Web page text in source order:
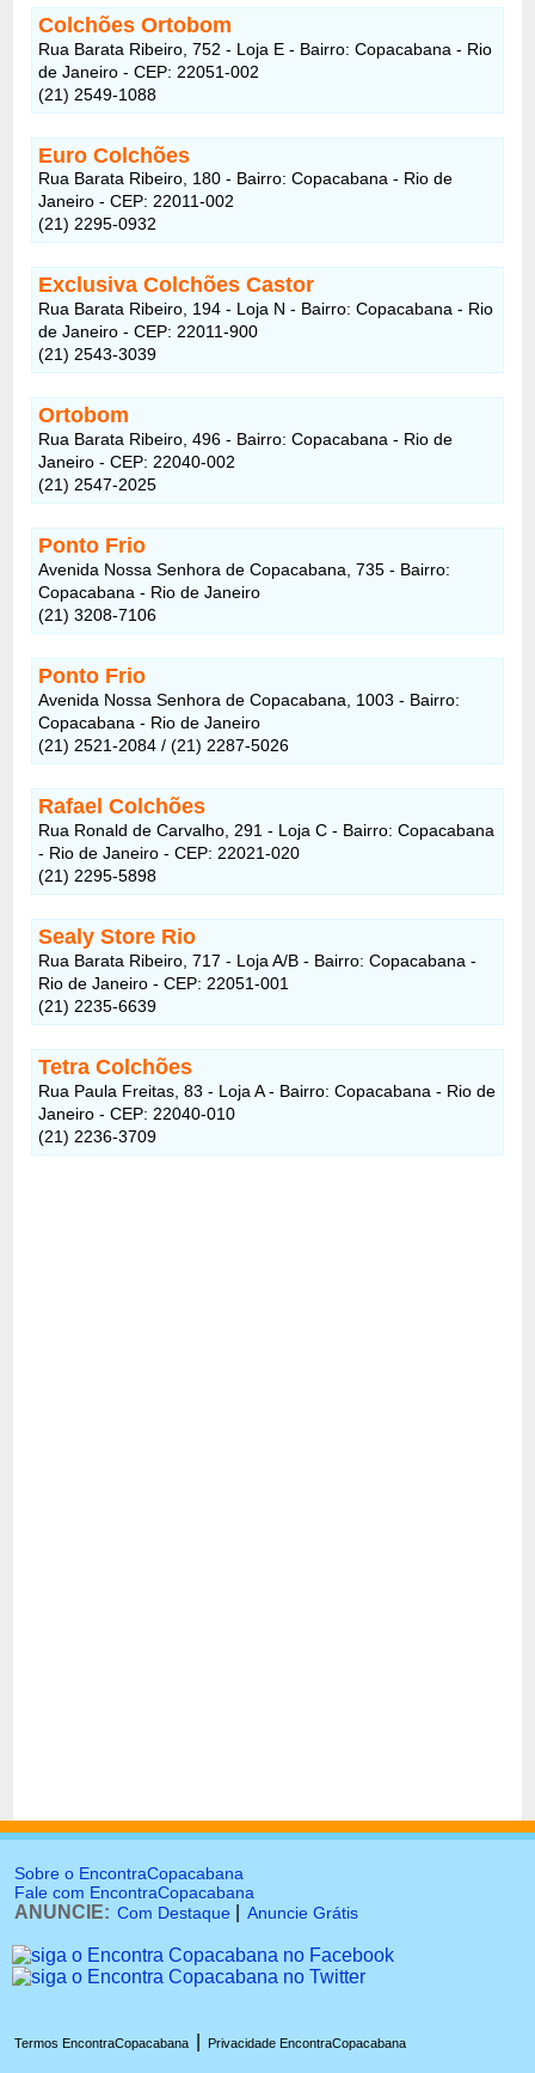
Colchões Ortobom
Rua Barata Ribeiro, 752 - Loja E - Bairro: Copacabana - Rio
de Janeiro - CEP: 22051-002
(21) 2549-1088
Euro Colchões
Rua Barata Ribeiro, 180 - Bairro: Copacabana - Rio de
Janeiro - CEP: 22011-002
(21) 2295-0932
Exclusiva Colchões Castor
Rua Barata Ribeiro, 194 - Loja N - Bairro: Copacabana - Rio
de Janeiro - CEP: 22011-900
(21) 2543-3039
Ortobom
Rua Barata Ribeiro, 496 - Bairro: Copacabana - Rio de
Janeiro - CEP: 22040-002
(21) 2547-2025
Ponto Frio
Avenida Nossa Senhora de Copacabana, 735 - Bairro:
Copacabana - Rio de Janeiro
(21) 3208-7106
Ponto Frio
Avenida Nossa Senhora de Copacabana, 1003 - Bairro:
Copacabana - Rio de Janeiro
(21) 2521-2084 / (21) 2287-5026
Rafael Colchões
Rua Ronald de Carvalho, 291 - Loja C - Bairro: Copacabana
- Rio de Janeiro - CEP: 22021-020
(21) 2295-5898
Sealy Store Rio
Rua Barata Ribeiro, 717 - Loja A/B - Bairro: Copacabana -
Rio de Janeiro - CEP: 22051-001
(21) 2235-6639
Tetra Colchões
Rua Paula Freitas, 83 - Loja A - Bairro: Copacabana - Rio de
Janeiro - CEP: 22040-010
(21) 2236-3709
Sobre o EncontraCopacabana
Fale com EncontraCopacabana
ANUNCIE: Com Destaque Anuncie Grátis
Termos EncontraCopacabana Privacidade EncontraCopacabana